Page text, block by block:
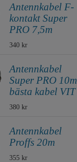
Antennkabel F-
kontakt Super
PRO 7,5m
340 kr
Antennkabel
Super PRO 10m
bästa kabel VIT
380 kr
Antennkabel
Proffs 20m
355 kr